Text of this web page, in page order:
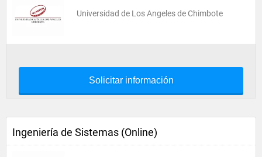
Universidad de Los Angeles de Chimbote
Solicitar información
Ingeniería de Sistemas (Online)